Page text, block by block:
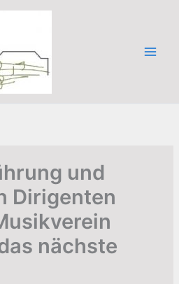
und
Dirigenten
nächste